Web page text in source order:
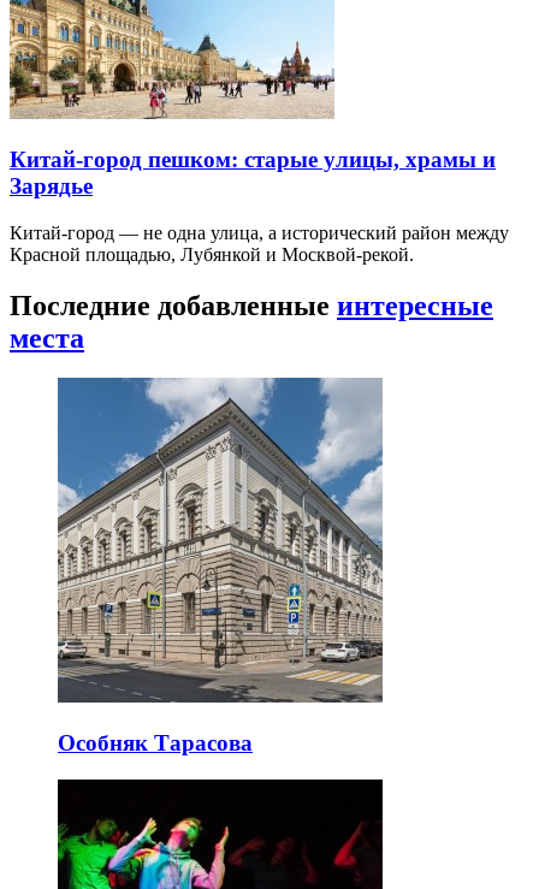
Китай-город пешком: старые улицы, храмы и
Зарядье
Китай-город — не одна улица, а исторический район между
Красной площадью, Лубянкой и Москвой-рекой.
Последние добавленные интересные
места
Особняк Тарасова